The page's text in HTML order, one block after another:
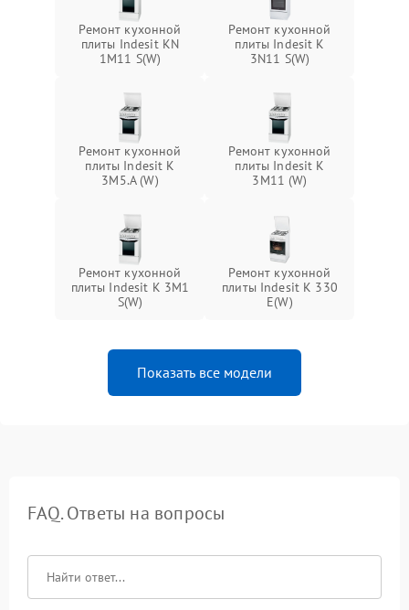
Ремонт кухонной
плиты Indesit KN
1M11 S(W)
Ремонт кухонной
плиты Indesit K
3N11 S(W)
Ремонт кухонной
плиты Indesit K
3M5.A (W)
Ремонт кухонной
плиты Indesit K
3M11 (W)
Ремонт кухонной
плиты Indesit K 3M1
S(W)
Ремонт кухонной
плиты Indesit K 330
E(W)
Показать все модели
FAQ. Ответы на вопросы